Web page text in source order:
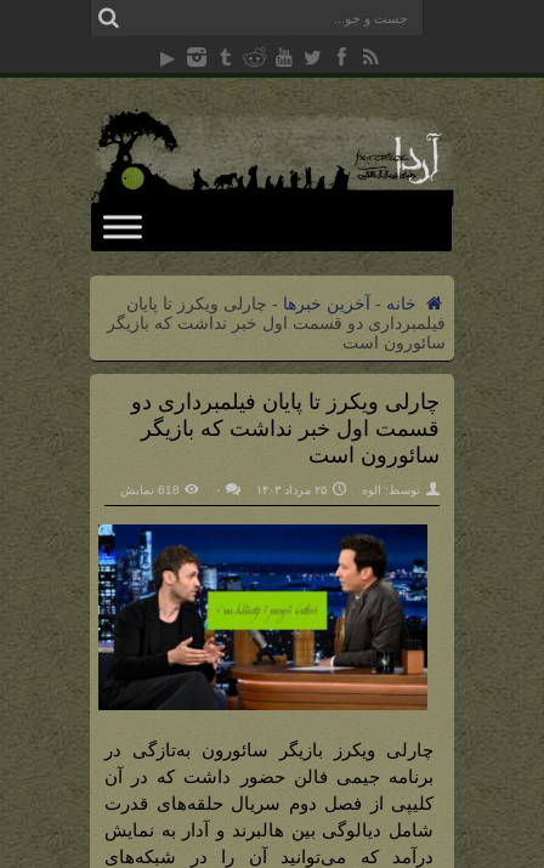
خانه - آخرین خبرها - چارلی ویکرز تا پایان
فیلمبرداری دو قسمت اول خبر نداشت که بازیگر
سائورون است
چارلی ویکرز تا پایان فیلمبرداری دو
قسمت اول خبر نداشت که بازیگر
سائورون است
توسط: الوه ۲۵ مرداد ۱۴۰۳ ۰ 618 نمایش
چارلی ویکرز بازیگر سائورون به‌تازگی در
برنامه جیمی فالن حضور داشت که در آن
کلیپی از فصل دوم سریال حلقه‌های قدرت
شامل دیالوگی بین هالبرند و آدار به نمایش
درآمد که می‌توانید آن را در شبکه‌های